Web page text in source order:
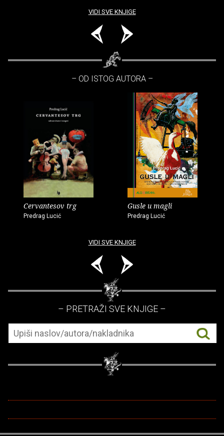
VIDI SVE KNJIGE
– OD ISTOG AUTORA –
Cervantesov trg
Predrag Lucić
Gusle u magli
Predrag Lucić
VIDI SVE KNJIGE
– PRETRAŽI SVE KNJIGE –